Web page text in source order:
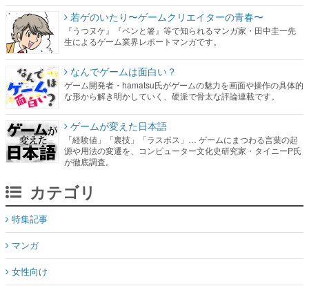
若ゲのいたり〜ゲームクリエイターの青春〜
『うつヌケ』『ペンと箸』等で知られるマンガ家・田中圭一先
生によるゲーム業界レポートマンガです。
なんでゲームは面白い？
ゲーム開発者・hamatsu氏がゲームの魅力を画面や操作の具体的
な形から解き明かしていく、硬派で骨太な評論連載です。
ゲームが変えた日本語
「経験値」「裏技」「ラスボス」… ゲームにまつわる言葉の起
源や用法の変遷を、コンピューター文化史研究家・タイニーP氏
が徹底調査。
カテゴリ
特集記事
マンガ
女性向け